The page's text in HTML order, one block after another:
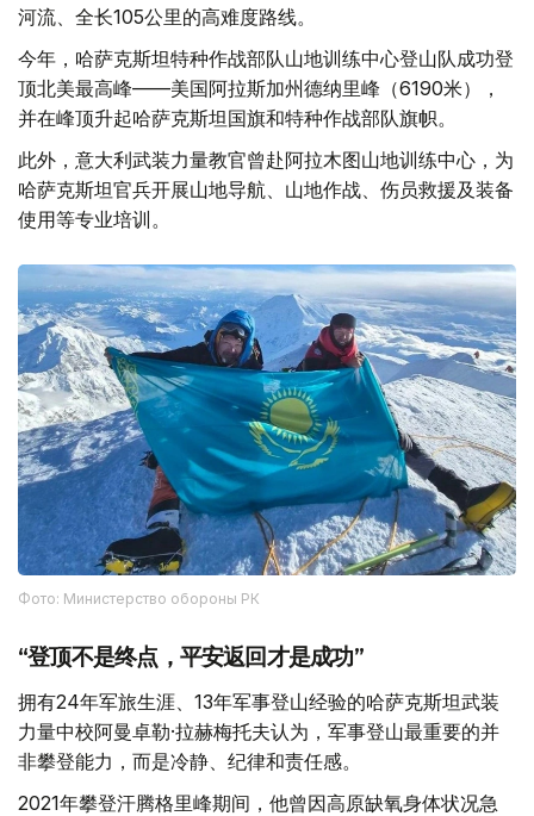
河流、全长105公里的高难度路线。
今年，哈萨克斯坦特种作战部队山地训练中心登山队成功登
顶北美最高峰——美国阿拉斯加州德纳里峰（6190米），
并在峰顶升起哈萨克斯坦国旗和特种作战部队旗帜。
此外，意大利武装力量教官曾赴阿拉木图山地训练中心，为
哈萨克斯坦官兵开展山地导航、山地作战、伤员救援及装备
使用等专业培训。
Фото: Министерство обороны РК
“登顶不是终点，平安返回才是成功”
拥有24年军旅生涯、13年军事登山经验的哈萨克斯坦武装
力量中校阿曼卓勒·拉赫梅托夫认为，军事登山最重要的并
非攀登能力，而是冷静、纪律和责任感。
2021年攀登汗腾格里峰期间，他曾因高原缺氧身体状况急